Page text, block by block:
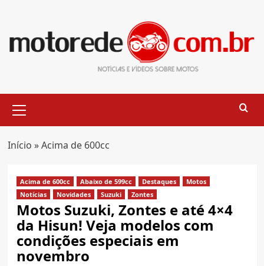
content
Menu
Início »Acima de 600cc
Acima de 600cc Abaixo de 599cc Destaques
Motos
Notícias
Novidades Suzuki Zontes
Motos Suzuki, Zontes e até 4×4
da Hisun! Veja modelos com
condições especiais em
novembro